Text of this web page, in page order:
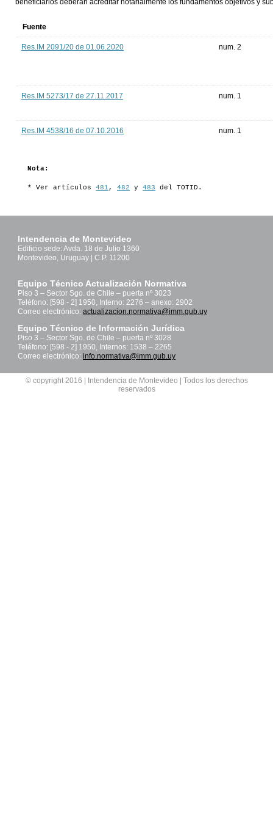
beneficiarios deberán acreditar notarialmente los fundamentos objetivos y
Fuente
Res.IM 2091/20 de 01.06.2020 num. 2
Res.IM 5273/17 de 27.11.2017 num. 1
Res.IM 4538/16 de 07.10.2016 num. 1
Nota:
* Ver artículos 481 , 482 y 483 del TOTID.
Intendencia de Montevideo
Edificio sede: Avda. 18 de Julio 1360
Montevideo, Uruguay | C.P. 11200
Equipo Técnico Actualización Normativa
Piso 3 – Sector Sgo. de Chile – puerta nº 3023
Teléfono: [598 - 2] 1950, Interno: 2276 – anexo: 2902
Correo electrónico: actualizacion.normativa@imm.gub.uy
Equipo Técnico de Información Jurídica
Piso 3 – Sector Sgo. de Chile – puerta nº 3028
Teléfono: [598 - 2] 1950, Internos: 1538 – 2265
Correo electrónico: info.normativa@imm.gub.uy
© copyright 2016 | Intendencia de Montevideo | Todos los derechos
reservados